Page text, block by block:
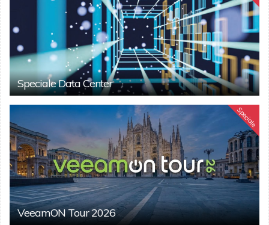
Speciale Data Center
Speciale
VeeamON Tour 2026